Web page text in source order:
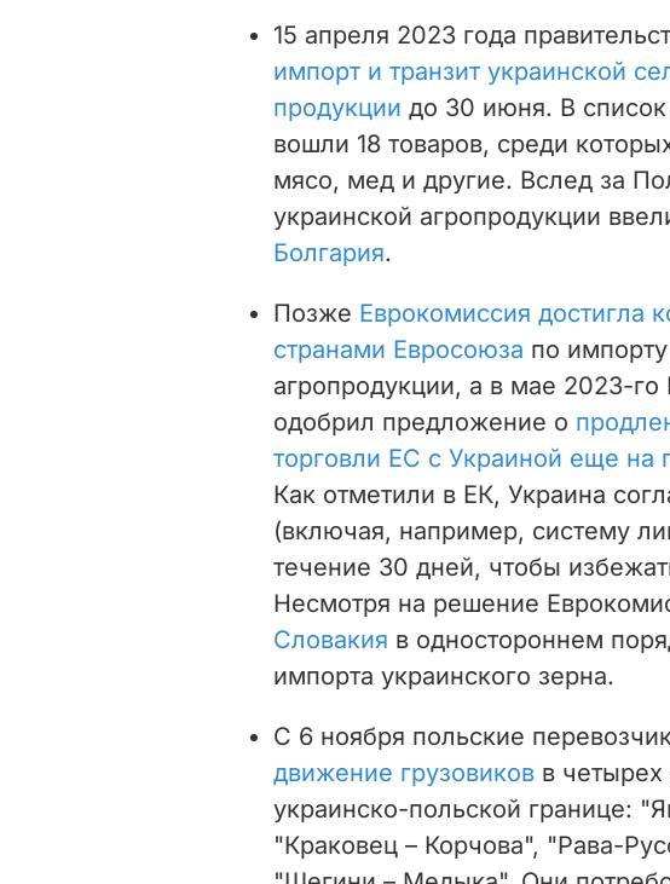
15 апреля 2023 года
импорт и транзит украинской
продукции до 30 июня. В
вошли 18 товаров, среди
мясо, мед и другие. Вслед за
украинской агропродукции
Болгария.
Позже Еврокомиссия достигла
странами Евросоюза по
агропродукции, а в мае 2023-
одобрил предложение о
торговли ЕС с Украиной еще на
Как отметили в ЕК, Украина
(включая, например, систему
течение 30 дней, чтобы
Несмотря на решение
Словакия в одностороннем
импорта украинского зерна.
С 6 ноября польские
движение грузовиков в четырех
украинско-польской границе:
"Краковец – Корчова", "Рава-